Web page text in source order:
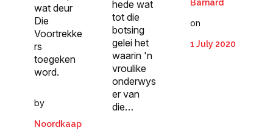
wat deur
Die
Voortrekke
rs
toegeken
word.
by
Noordkaap
hede wat
tot die
botsing
gelei het
waarin 'n
vroulike
onderwys
er van
die…
Barnard
on
1 July 2020